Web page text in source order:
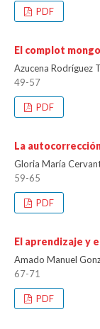
PDF
El complot
Azucena Rodríguez
49-57
PDF
La
Gloria María
59-65
PDF
El aprendizaje y
Amado Manuel
67-71
PDF